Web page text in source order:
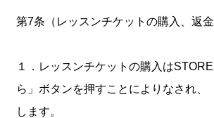
第7条（レッスンチケットの購入、返金
１．レッスンチケットの購入は
ら」ボタンを押すことによりなされ
します。